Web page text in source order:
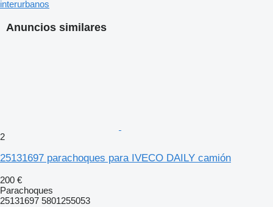
Anuncios similares
2
25131697 parachoques para IVECO DAILY camión
200 €
Parachoques
25131697 5801255053
interurbanos